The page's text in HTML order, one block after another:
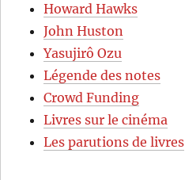
Howard Hawks
John Huston
Yasujirô Ozu
Légende des notes
Crowd Funding
Livres sur le cinéma
Les parutions de livres